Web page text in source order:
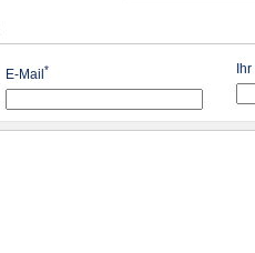
E-Mail *